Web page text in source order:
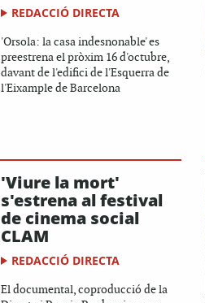
REDACCIÓ DIRECTA
'Orsola: la casa indesnonable' es
preestrena el pròxim 16 d'octubre,
davant de l'edifici de l'Esquerra de
l'Eixample de Barcelona
'Viure la mort'
s'estrena al festival
de cinema social
CLAM
REDACCIÓ DIRECTA
El documental, coproducció de la